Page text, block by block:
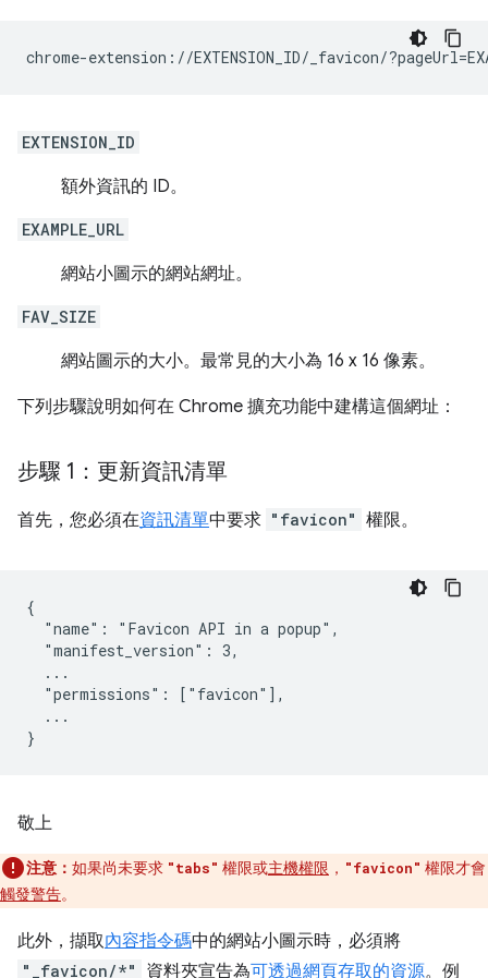
EXTENSION_ID
額外資訊的 ID。
EXAMPLE_URL
網站小圖示的網站網址。
FAV_SIZE
網站圖示的大小。最常見的大小為 16 x 16 像素。
下列步驟說明如何在 Chrome 擴充功能中建構這個網址：
步驟 1：更新資訊清單
首先，您必須在資訊清單中要求 "favicon" 權限。
{
  "name": "Favicon API in a popup",
  "manifest_version": 3,
  ...
  "permissions": ["favicon"],
  ...
敬上
注意： 如果尚未要求 "tabs" 權限或主機權限 ， "favicon" 權限才會
觸發警告。
此外，擷取內容指令碼中的網站小圖示時，必須將
"_favicon/*" 資料夾宣告為可透過網頁存取的資源。例